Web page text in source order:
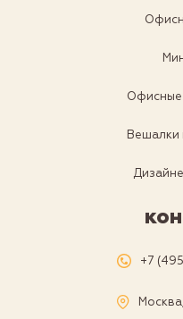
Офисные
Вешалки
+7